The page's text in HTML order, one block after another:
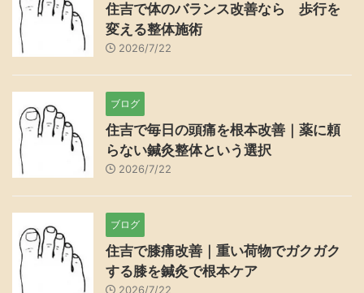
住吉で体のバランス改善なら 歩行を
変える整体施術
2026/7/22
ブログ
住吉で毎日の頭痛を根本改善｜薬に頼
らない鍼灸整体という選択
2026/7/22
ブログ
住吉で膝痛改善｜重い荷物でガクガク
する膝を鍼灸で根本ケア
2026/7/22